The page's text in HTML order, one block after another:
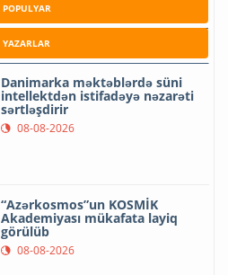
POPULYAR
YAZARLAR
Danimarka məktəblərdə süni
intellektdən istifadəyə nəzarəti
sərtləşdirir
08-08-2026
“Azərkosmos”un KOSMİK
Akademiyası mükafata layiq
görülüb
08-08-2026